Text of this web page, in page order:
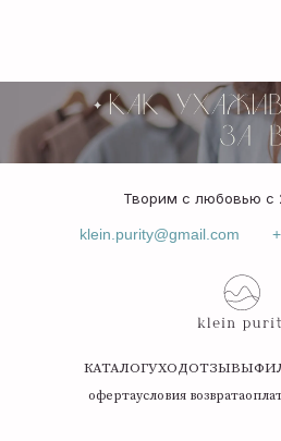
Творим с любовью с
klein.purity@gmail.com
КАТАЛОГУХОДОТЗЫВЫ
офертаусловия возврата